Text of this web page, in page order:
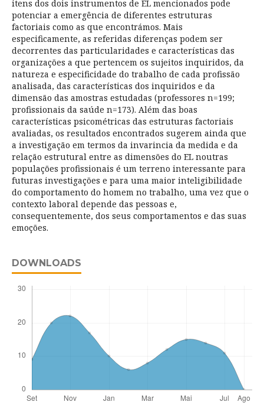
itens dos dois instrumentos de EL mencionados pode
potenciar a emergência de diferentes estruturas
factoriais como as que encontrámos. Mais
especificamente, as referidas diferenças podem ser
decorrentes das particularidades e características das
organizações a que pertencem os sujeitos inquiridos, da
natureza e especificidade do trabalho de cada profissão
analisada, das características dos inquiridos e da
dimensão das amostras estudadas (professores n=199;
profissionais da saúde n=173). Além das boas
características psicométricas das estruturas factoriais
avaliadas, os resultados encontrados sugerem ainda que
a investigação em termos da invarincia da medida e da
relação estrutural entre as dimensões do EL noutras
populações profissionais é um terreno interessante para
futuras investigações e para uma maior inteligibilidade
do comportamento do homem no trabalho, uma vez que o
contexto laboral depende das pessoas e,
consequentemente, dos seus comportamentos e das suas
emoções.
DOWNLOADS